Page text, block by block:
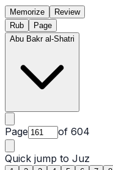
Memorize
Review
Rub
Page
Abu Bakr al-Shatri
Page of 604
Quick jump to Juz